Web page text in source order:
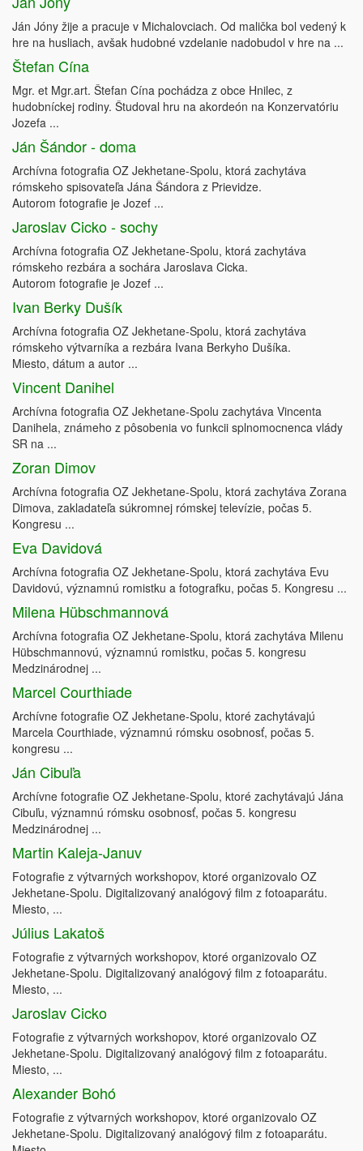
Ján Jóny žije a pracuje v Michalovciach. Od malička bol vedený k
hre na husliach, avšak hudobné vzdelanie nadobudol v hre na ...
Štefan Cína
Mgr. et Mgr.art. Štefan Cína pochádza z obce Hnilec, z
hudobníckej rodiny. Študoval hru na akordeón na Konzervatóriu
Jozefa ...
Ján Šándor - doma
Archívna fotografia OZ Jekhetane-Spolu, ktorá zachytáva
rómskeho spisovateľa Jána Šándora z Prievidze.
Autorom fotografie je Jozef ...
Jaroslav Cicko - sochy
Archívna fotografia OZ Jekhetane-Spolu, ktorá zachytáva
rómskeho rezbára a sochára Jaroslava Cicka.
Autorom fotografie je Jozef ...
Ivan Berky Dušík
Archívna fotografia OZ Jekhetane-Spolu, ktorá zachytáva
rómskeho výtvarníka a rezbára Ivana Berkyho Dušíka.
Miesto, dátum a autor ...
Vincent Danihel
Archívna fotografia OZ Jekhetane-Spolu zachytáva Vincenta
Danihela, známeho z pôsobenia vo funkcii splnomocnenca vlády
SR na ...
Zoran Dimov
Archívna fotografia OZ Jekhetane-Spolu, ktorá zachytáva Zorana
Dimova, zakladateľa súkromnej rómskej televízie, počas 5.
Kongresu ...
Eva Davidová
Archívna fotografia OZ Jekhetane-Spolu, ktorá zachytáva Evu
Davidovú, významnú romistku a fotografku, počas 5. Kongresu ...
Milena Hübschmannová
Archívna fotografia OZ Jekhetane-Spolu, ktorá zachytáva Milenu
Hübschmannovú, významnú romistku, počas 5. kongresu
Medzinárodnej ...
Marcel Courthiade
Archívne fotografie OZ Jekhetane-Spolu, ktoré zachytávajú
Marcela Courthiade, významnú rómsku osobnosť, počas 5.
kongresu ...
Ján Cibuľa
Archívne fotografie OZ Jekhetane-Spolu, ktoré zachytávajú Jána
Cibuľu, významnú rómsku osobnosť, počas 5. kongresu
Medzinárodnej ...
Martin Kaleja-Januv
Fotografie z výtvarných workshopov, ktoré organizovalo OZ
Jekhetane-Spolu. Digitalizovaný analógový film z fotoaparátu.
Miesto, ...
Július Lakatoš
Fotografie z výtvarných workshopov, ktoré organizovalo OZ
Jekhetane-Spolu. Digitalizovaný analógový film z fotoaparátu.
Miesto, ...
Jaroslav Cicko
Fotografie z výtvarných workshopov, ktoré organizovalo OZ
Jekhetane-Spolu. Digitalizovaný analógový film z fotoaparátu.
Miesto, ...
Alexander Bohó
Fotografie z výtvarných workshopov, ktoré organizovalo OZ
Jekhetane-Spolu. Digitalizovaný analógový film z fotoaparátu.